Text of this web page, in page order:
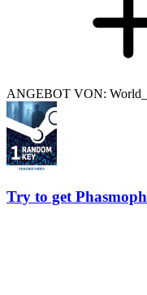
ANGEBOT VON:
Try to get